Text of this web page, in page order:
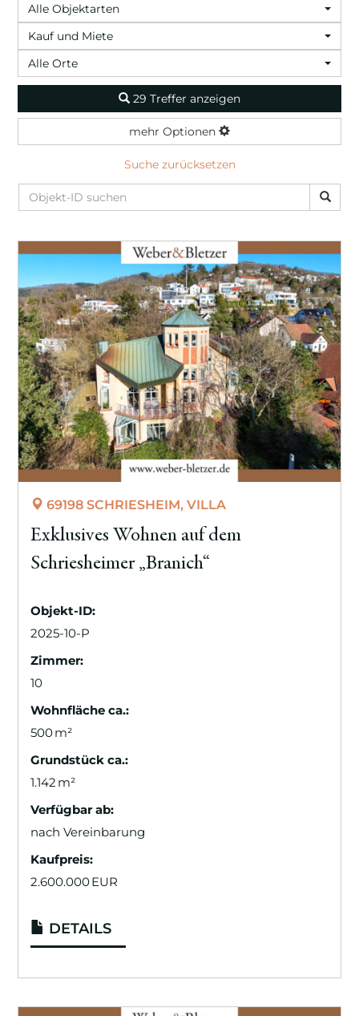
Alle Objektarten
Kauf und Miete
Alle Orte
29 Treffer anzeigen
mehr Optionen
Suche zurücksetzen
69198 SCHRIESHEIM, VILLA
Exklusives Wohnen auf dem
Schriesheimer „Branich“
Objekt-ID:
2025-10-P
Zimmer:
10
Wohnfläche ca.:
500 m²
Grund­stück ca.:
1.142 m²
Verfügbar ab:
nach Vereinbarung
Kaufpreis:
2.600.000 EUR
DETAILS